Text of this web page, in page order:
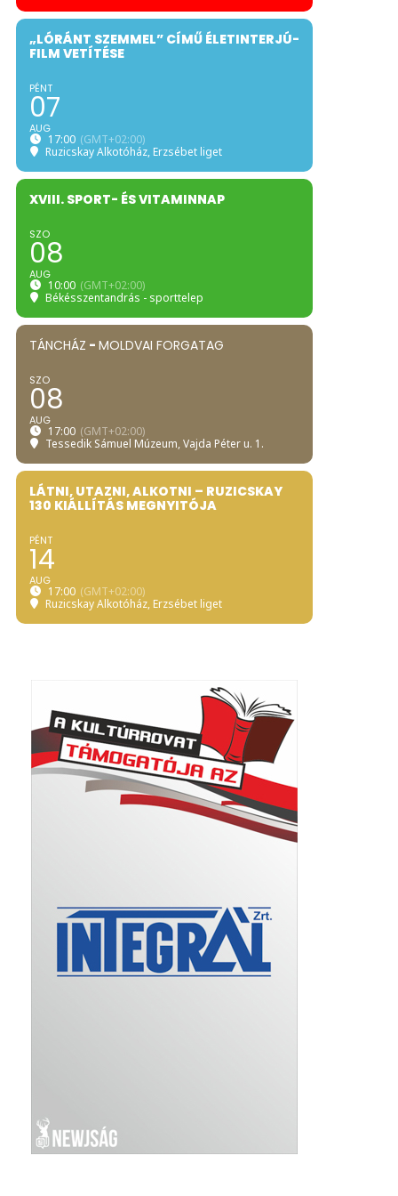
„LÓRÁNT SZEMMEL” CÍMŰ ÉLETINTERJÚ-
FILM VETÍTÉSE
PÉNT
07
AUG
17:00 (GMT+02:00)
Ruzicskay Alkotóház, Erzsébet liget
XVIII. SPORT- ÉS VITAMINNAP
SZO
08
AUG
10:00 (GMT+02:00)
Békésszentandrás - sporttelep
TÁNCHÁZ - MOLDVAI FORGATAG
SZO
08
AUG
17:00 (GMT+02:00)
Tessedik Sámuel Múzeum, Vajda Péter u. 1.
LÁTNI, UTAZNI, ALKOTNI – RUZICSKAY
130 KIÁLLÍTÁS MEGNYITÓJA
PÉNT
14
AUG
17:00 (GMT+02:00)
Ruzicskay Alkotóház, Erzsébet liget